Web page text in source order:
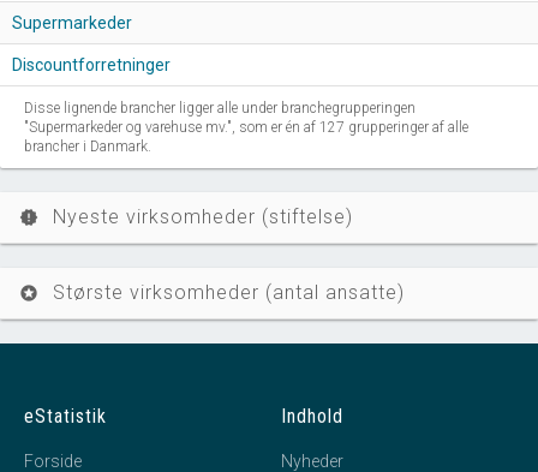
Supermarkeder
Discountforretninger
Disse lignende brancher ligger alle under branchegrupperingen
"Supermarkeder og varehuse mv.", som er én af 127 grupperinger af alle
brancher i Danmark.
new_releases Nyeste virksomheder (stiftelse)
stars Største virksomheder (antal ansatte)
eStatistik
Forside
Indhold
Nyheder